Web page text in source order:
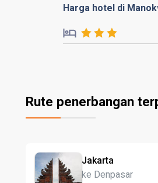
Harga hotel di
Rute penerbangan
Jakarta
ke Denpasar